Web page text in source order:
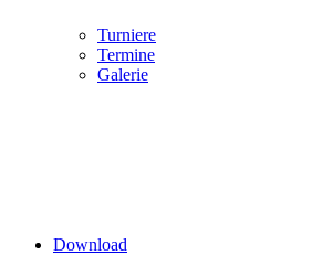
Turniere
Termine
Galerie
Download